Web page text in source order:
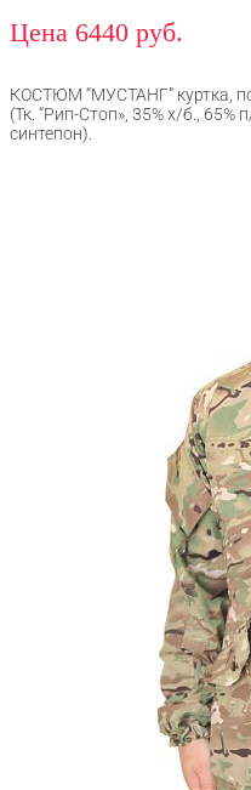
Цена 6440 руб.
КОСТЮМ “МУСТАНГ” куртка,
(Тк. “Рип-Стоп», 35% х/б.,
синтепон).